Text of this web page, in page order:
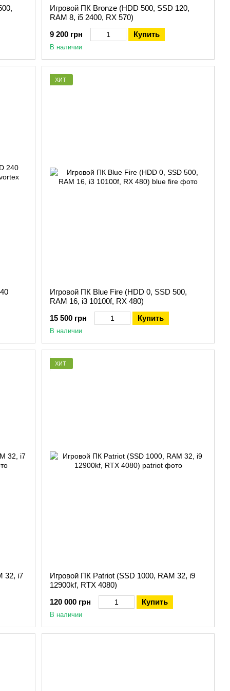
Игровой ПК Bronze (HDD 500, SSD 120,
RAM 8, i5 2400, RX 570)
9 200 грн
Купить
В наличии
ХИТ
Игровой ПК Blue Fire (HDD 0, SSD 500,
RAM 16, i3 10100f, RX 480)
15 500 грн
Купить
В наличии
32, i7
ХИТ
Игровой ПК Patriot (SSD 1000, RAM 32, i9
12900kf, RTX 4080)
120 000 грн
Купить
В наличии